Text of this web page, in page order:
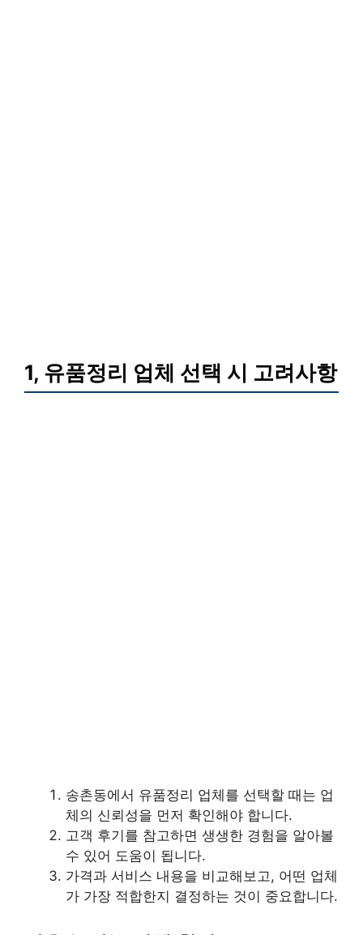
1, 유품정리 업체 선택 시 고려사항
송촌동에서 유품정리 업체를 선택할 때는 업
체의 신뢰성을 먼저 확인해야 합니다.
고객 후기를 참고하면 생생한 경험을 알아볼
수 있어 도움이 됩니다.
가격과 서비스 내용을 비교해보고, 어떤 업체
가 가장 적합한지 결정하는 것이 중요합니다.